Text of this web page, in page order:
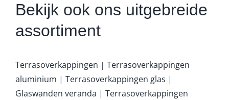
Bekijk ook ons uitgebreide
assortiment
Terrasoverkappingen | Terrasoverkappingen
aluminium | Terrasoverkappingen glas |
Glaswanden veranda | Terrasoverkappingen